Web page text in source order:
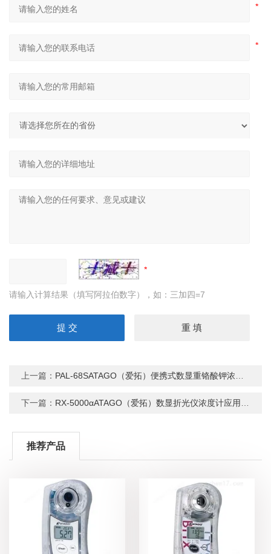
请输入计算结果（填写阿拉伯数字），如：三加四=7
上一篇： PAL-68SATAGO（爱拓）便携式数显重铬酸钾浓度计
下一篇： RX-5000αATAGO（爱拓）数显折光仪浓度计应用范围
推荐产品